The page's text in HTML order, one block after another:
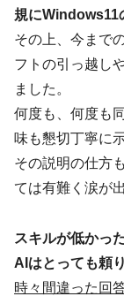
規にWindows11
その上、今まで
フトの引っ越し
ました。
何度も、何度も
味も懇切丁寧に
その説明の仕方
ては有難く涙が
スキルが低かっ
AIはとっても頼
時々間違った回